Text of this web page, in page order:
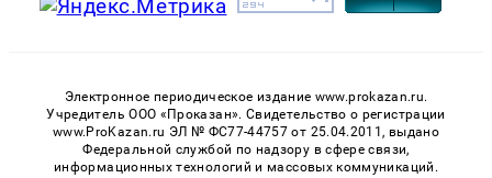
Электронное периодическое издание www.prokazan.ru.
Учредитель ООО «Проказан». Cвидетельство о регистрации
www.ProKazan.ru ЭЛ № ФС77-44757 от 25.04.2011, выдано
Федеральной службой по надзору в сфере связи,
информационных технологий и массовых коммуникаций.